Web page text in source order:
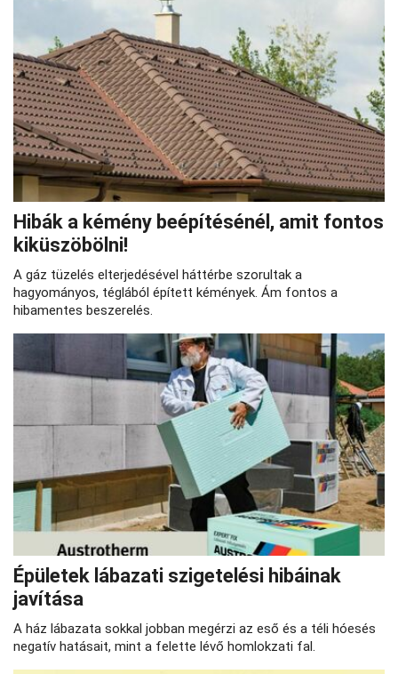
Hibák a kémény beépítésénél, amit fontos
kiküszöbölni!
A gáz tüzelés elterjedésével háttérbe szorultak a
hagyományos, téglából épített kémények. Ám fontos a
hibamentes beszerelés.
Épületek lábazati szigetelési hibáinak
javítása
A ház lábazata sokkal jobban megérzi az eső és a téli hóesés
negatív hatásait, mint a felette lévő homlokzati fal.